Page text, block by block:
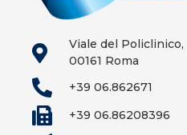
Viale del Policlinico,
00161 Roma
+39 06.862671
+39 06.86208396